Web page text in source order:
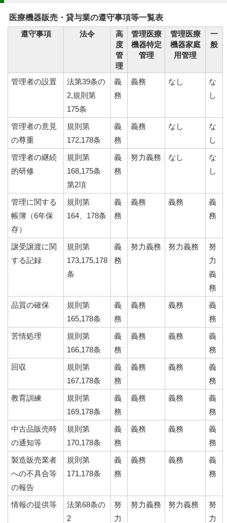
医療機器販売・貸与業の遵守事項等一覧表
遵守事項
法令
高
度
管
理
管理医療
機器特定
管理
管理医療
機器家庭
用管理
一
般
管理者の設置
法第39条の
2,規則第
175条
義
務
義務 なし
な
し
管理者の意見
の尊重
規則第
172,178条
義
務
義務 なし
な
し
管理者の継続
的研修
規則第
168,175条
第2項
義
務
努力義務 なし
な
し
管理に関する
帳簿（6年保
存）
規則第
164、178条
義
務
義務 義務
義
務
譲受譲渡に関
する記録
規則第
173,175,178
条
義
務
努力義務 努力義務
努
力
義
務
品質の確保
規則第
165,178条
義
務
義務 義務
義
務
苦情処理
規則第
166,178条
義
務
義務 義務
義
務
回収
規則第
167,178条
義
務
義務 義務
義
務
教育訓練
規則第
169,178条
義
務
義務 義務
義
務
中古品販売時
の通知等
規則第
170,178条
義
務
義務 義務
義
務
製造販売業者
への不具合等
の報告
規則第
171,178条
義
務
義務 義務
義
務
情報の提供等
法第68条の
2
努
力
努力義務 努力義務
努
力